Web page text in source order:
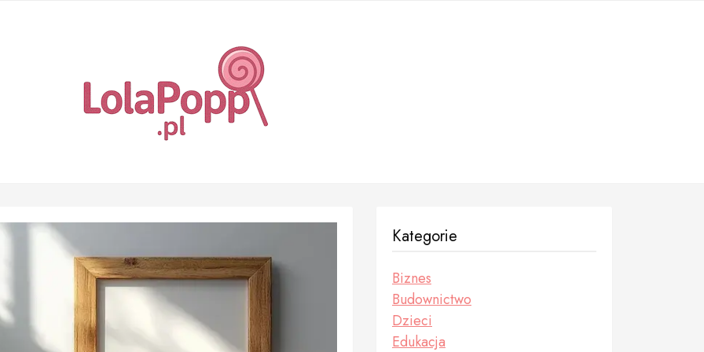
Kategorie
Biznes
Budownictwo
Dzieci
Edukacja